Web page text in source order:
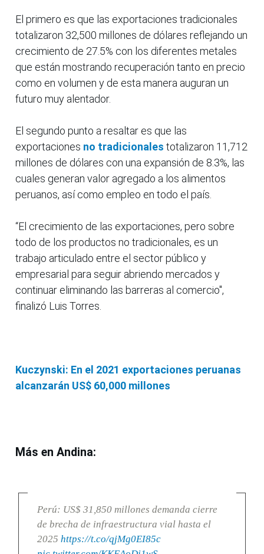
El primero es que las exportaciones tradicionales
totalizaron 32,500 millones de dólares reflejando un
crecimiento de 27.5% con los diferentes metales
que están mostrando recuperación tanto en precio
como en volumen y de esta manera auguran un
futuro muy alentador.
El segundo punto a resaltar es que las
exportaciones no tradicionales totalizaron 11,712
millones de dólares con una expansión de 8.3%, las
cuales generan valor agregado a los alimentos
peruanos, así como empleo en todo el país.
“El crecimiento de las exportaciones, pero sobre
todo de los productos no tradicionales, es un
trabajo articulado entre el sector público y
empresarial para seguir abriendo mercados y
continuar eliminando las barreras al comercio",
finalizó Luis Torres.
Kuczynski: En el 2021 exportaciones peruanas
alcanzarán US$ 60,000 millones
Más en Andina:
Perú: US$ 31,850 millones demanda cierre
de brecha de infraestructura vial hasta el
2025 https://t.co/qjMg0EI85c